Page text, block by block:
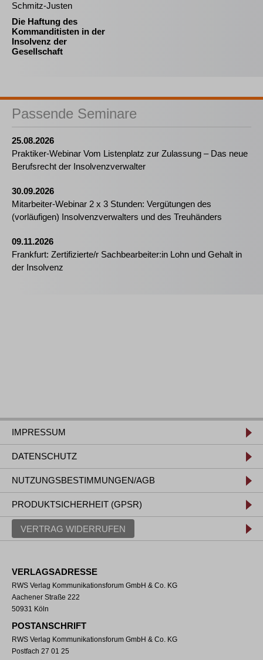
Schmitz-Justen
Die Haftung des
Kommanditisten in der
Insolvenz der
Gesellschaft
Passende Seminare
25.08.2026
Praktiker-Webinar Vom Listenplatz zur Zulassung – Das neue
Berufsrecht der Insolvenzverwalter
30.09.2026
Mitarbeiter-Webinar 2 x 3 Stunden: Vergütungen des
(vorläufigen) Insolvenzverwalters und des Treuhänders
09.11.2026
Frankfurt: Zertifizierte/r Sachbearbeiter:in Lohn und Gehalt in
der Insolvenz
IMPRESSUM
DATENSCHUTZ
NUTZUNGSBESTIMMUNGEN/AGB
PRODUKTSICHERHEIT (GPSR)
VERTRAG WIDERRUFEN
VERLAGSADRESSE
RWS Verlag Kommunikationsforum GmbH & Co. KG
Aachener Straße 222
50931 Köln
POSTANSCHRIFT
RWS Verlag Kommunikationsforum GmbH & Co. KG
Postfach 27 01 25